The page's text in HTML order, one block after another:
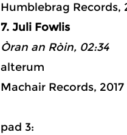
Humblebrag Records,
7. Juli Fowlis
Òran an Ròin, 02:34
alterum
Machair Records, 2017
pad